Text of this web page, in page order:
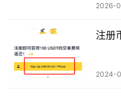
2026-
注册
2024-